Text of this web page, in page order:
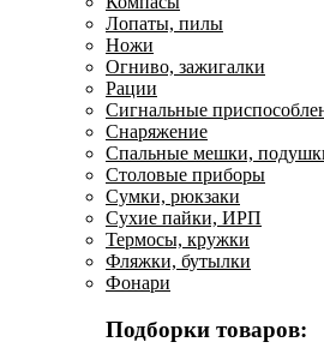
Лопаты, пилы
Ножи
Огниво, зажигалки
Рации
Сигнальные
Снаряжение
Спальные мешки,
Столовые приборы
Сумки, рюкзаки
Сухие пайки, ИРП
Термосы, кружки
Фляжки, бутылки
Фонари
Подборки товаров: